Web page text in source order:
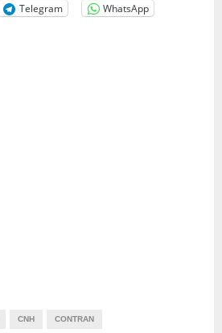
Telegram WhatsApp
CNH CONTRAN